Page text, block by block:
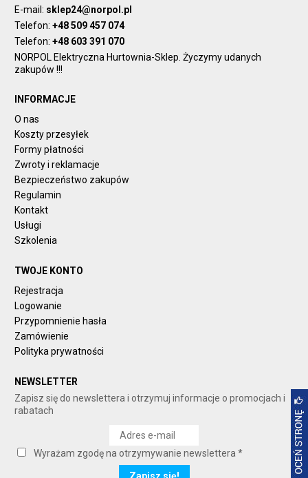
E-mail: sklep24@norpol.pl
Telefon:+48 509 457 074
Telefon:+48 603 391 070
NORPOL Elektryczna Hurtownia-Sklep. Życzymy udanych
zakupów !!!
INFORMACJE
O nas
Koszty przesyłek
Formy płatności
Zwroty i reklamacje
Bezpieczeństwo zakupów
Regulamin
Kontakt
Usługi
Szkolenia
TWOJE KONTO
Rejestracja
Logowanie
Przypomnienie hasła
Zamówienie
Polityka prywatności
NEWSLETTER
Zapisz się do newslettera i otrzymuj informacje o promocjach i
rabatach
Wyrażam zgodę na otrzymywanie newslettera *